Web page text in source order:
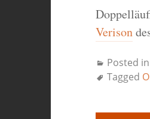
Verison
Posted in
Tagged